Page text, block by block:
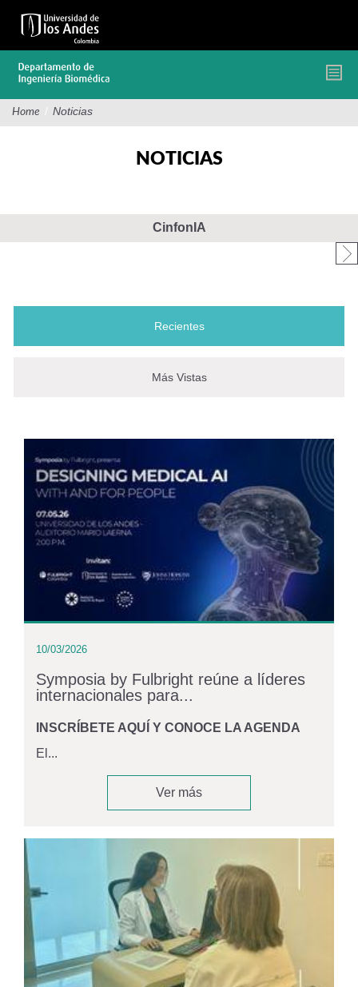
contenido
Home / Noticias
NOTICIAS
CinfonIA
Recientes(solapa activa)
Más Vistas
10/03/2026
Symposia by Fulbright reúne a líderes
internacionales para...
INSCRÍBETE AQUÍ Y CONOCE LA AGENDA
El...
Ver más